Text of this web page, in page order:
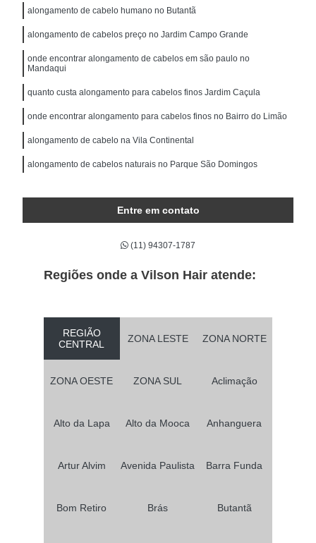
alongamento de cabelo humano no Butantã
alongamento de cabelos preço no Jardim Campo Grande
onde encontrar alongamento de cabelos em são paulo no
Mandaqui
quanto custa alongamento para cabelos finos Jardim Caçula
onde encontrar alongamento para cabelos finos no Bairro do Limão
alongamento de cabelo na Vila Continental
alongamento de cabelos naturais no Parque São Domingos
Entre em contato
(11) 94307-1787
Regiões onde a Vilson Hair atende:
REGIÃO
CENTRAL
ZONA LESTE ZONA NORTE
ZONA OESTE ZONA SUL Aclimação
Alto da Lapa Alto da Mooca Anhanguera
Artur Alvim Avenida Paulista Barra Funda
Bom Retiro Brás Butantã